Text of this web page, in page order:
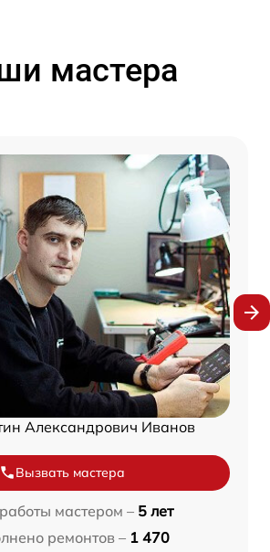
мастера
Александрович Иванов
Вызвать мастера
мастером – 5 лет
ремонтов – 1 470